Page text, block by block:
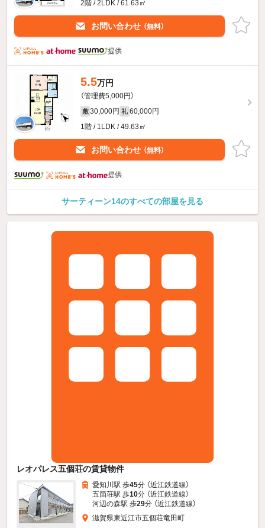
2階 / 2LDK / 61.63㎡
お問い合わせ （無料）
提供
5.5万円
（管理費5,000円）
敷 30,000円 礼 60,000円
1階 / 1LDK / 49.63㎡
お問い合わせ （無料）
提供
サーティーン14のすべての部屋を見る
レオパレス五個荘の賃貸物件
愛知川駅 歩45分 （近江鉄道線）
五箇荘駅 歩10分 （近江鉄道線）
河辺の森駅 歩29分 （近江鉄道線）
滋賀県東近江市五個荘竜田町